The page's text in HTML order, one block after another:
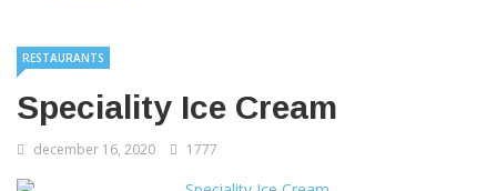
RESTAURANTS
Speciality Ice Cream
december 16, 2020 1777